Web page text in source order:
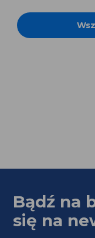
Bądź na
się na